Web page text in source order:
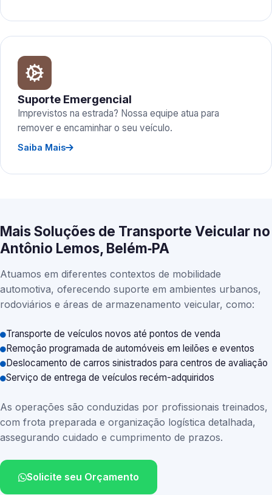
Suporte Emergencial
Imprevistos na estrada? Nossa equipe atua para
remover e encaminhar o seu veículo.
Saiba Mais
Mais Soluções de Transporte Veicular no
Antônio Lemos, Belém‑PA
Atuamos em diferentes contextos de mobilidade
automotiva, oferecendo suporte em ambientes urbanos,
rodoviários e áreas de armazenamento veicular, como:
Transporte de veículos novos até pontos de venda
Remoção programada de automóveis em leilões e eventos
Deslocamento de carros sinistrados para centros de avaliação
Serviço de entrega de veículos recém-adquiridos
As operações são conduzidas por profissionais treinados,
com frota preparada e organização logística detalhada,
assegurando cuidado e cumprimento de prazos.
Solicite seu Orçamento